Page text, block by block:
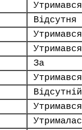
Утримався
Відсутня
Утримався
Утримався
За
Утримався
Відсутній
Утримався